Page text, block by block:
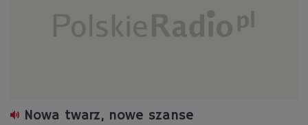
Nowa twarz, nowe szanse